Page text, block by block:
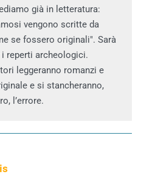
già in letteratura:
vengono scritte da
se fossero originali". Sarà
reperti archeologici.
leggeranno romanzi e
e si stancheranno,
l’errore.